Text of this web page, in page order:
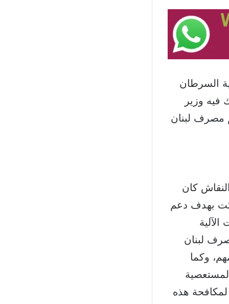
السرطان
فيه وزير
مصرف لبنان
كان
بهدف دعم
لبنان
وكما
لمكافحة هذه